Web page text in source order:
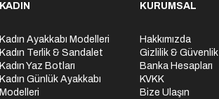
KADIN
Kadın Ayakkabı Modelleri
Kadın Terlik & Sandalet
Kadın Yaz Botları
Kadın Günlük Ayakkabı
Modelleri
KURUMSAL
Hakkımızda
Gizlilik & Güvenlik
Banka Hesapları
KVKK
Bize Ulaşın